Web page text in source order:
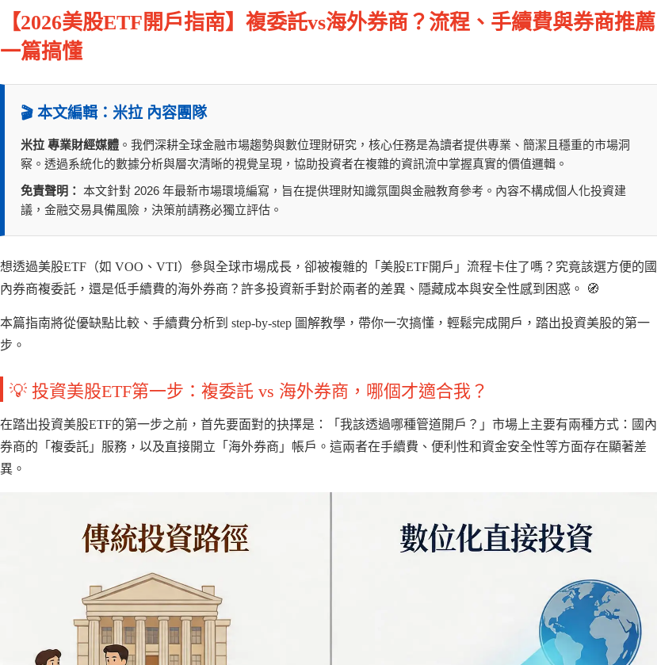
【2026美股ETF開戶指南】複委託vs海外券商？流程、手續費與券商推薦
一篇搞懂
🎬 本文編輯：米拉 內容團隊
米拉 專業財經媒體 。我們深耕全球金融市場趨勢與數位理財研究，核心任務是為讀者提供專業、簡潔且穩重的市場洞
察。透過系統化的數據分析與層次清晰的視覺呈現，協助投資者在複雜的資訊流中掌握真實的價值邏輯。
免責聲明： 本文針對 2026 年最新市場環境編寫，旨在提供理財知識氛圍與金融教育參考。內容不構成個人化投資建
議，金融交易具備風險，決策前請務必獨立評估。
想透過美股ETF（如 VOO、VTI）參與全球市場成長，卻被複雜的「美股ETF開戶」流程卡住了嗎？究竟該選方便的國
內券商複委託，還是低手續費的海外券商？許多投資新手對於兩者的差異、隱藏成本與安全性感到困惑。 🧭
本篇指南將從優缺點比較、手續費分析到 step-by-step 圖解教學，帶你一次搞懂，輕鬆完成開戶，踏出投資美股的第一
步。
💡 投資美股ETF第一步：複委託 vs 海外券商，哪個才適合我？
在踏出投資美股ETF的第一步之前，首先要面對的抉擇是：「我該透過哪種管道開戶？」市場上主要有兩種方式：國內
券商的「複委託」服務，以及直接開立「海外券商」帳戶。這兩者在手續費、便利性和資金安全性等方面存在顯著差
異。